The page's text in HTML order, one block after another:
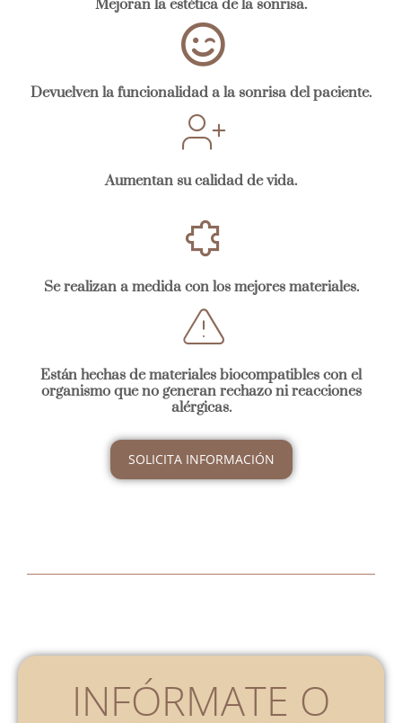
Mejoran la estética de la sonrisa.
Devuelven la funcionalidad a la sonrisa del paciente.
Aumentan su calidad de vida.
Se realizan a medida con los mejores materiales.
Están hechas de materiales biocompatibles con el
organismo que no generan rechazo ni reacciones
alérgicas.
SOLICITA INFORMACIÓN
INFÓRMATE O